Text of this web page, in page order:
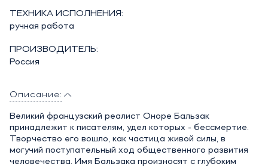
ТЕХНИКА ИСПОЛНЕНИЯ:
ручная работа
ПРОИЗВОДИТЕЛЬ:
Россия
Описание:
Великий французский реалист Оноре Бальзак
принадлежит к писателям, удел которых - бессмертие.
Творчество его вошло, как частица живой силы, в
могучий поступательный ход общественного развития
человечества. Имя Бальзака произносят с глубоким